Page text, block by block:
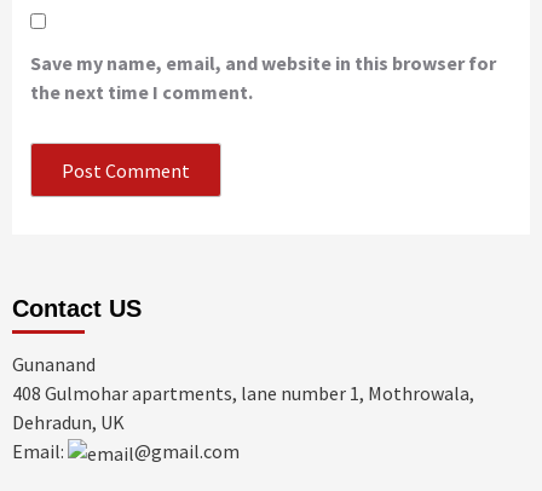
Save my name, email, and website in this browser for
the next time I comment.
Contact US
Gunanand
408 Gulmohar apartments, lane number 1, Mothrowala,
Dehradun, UK
Email:
@gmail.com